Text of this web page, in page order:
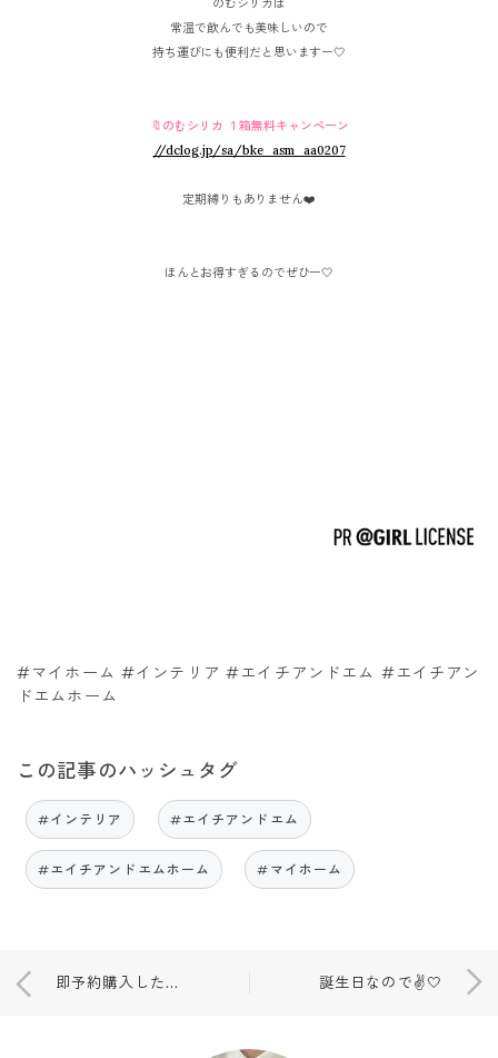
常温で飲んでも美味しいので
持ち運びにも便利だと思いますー🤍
🔖 のむシリカ １箱無料キャンペーン
//dclog.jp/sa/bke_asm_aa0207
定期縛りもありません❤️
ほんとお得すぎるのでぜひー🤍
#マイホーム #インテリア #エイチアンドエム #エイチアン
ドエムホーム
この記事のハッシュタグ
#インテリア #エイチアンドエム
#エイチアンドエムホーム #マイホーム
即予約購入した雑誌付録🤍 誕生日なので✌️🤍